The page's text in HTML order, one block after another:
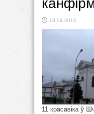
13.04.2015
11 красавіка ў